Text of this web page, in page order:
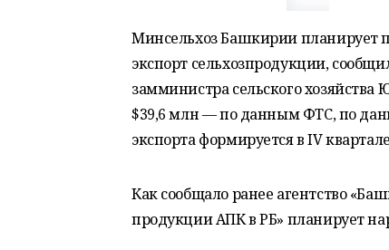
Минсельхоз Башкирии планирует
экспорт сельхозпродукции,
замминистра сельского
$39,6 млн — по данным ФТС, по
экспорта формируется в IV
Как сообщало ранее агентство
продукции АПК в РБ» планирует